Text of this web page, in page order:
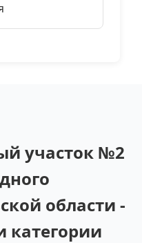
участок №2
области -
категории